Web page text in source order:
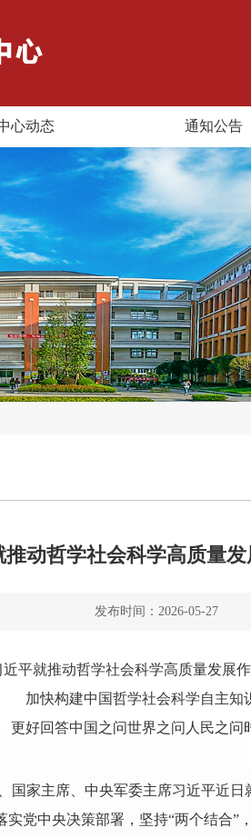
心动态 通知公告
推动哲学社会科学高质量
发布时间：2026-05-27
近平就推动哲学社会科学高质量发展
加快构建中国哲学社会科学自主知
更好回答中国之问世界之问人民之问
国家主席、中央军委主席习近平近
党中央决策部署，坚持“两个结合